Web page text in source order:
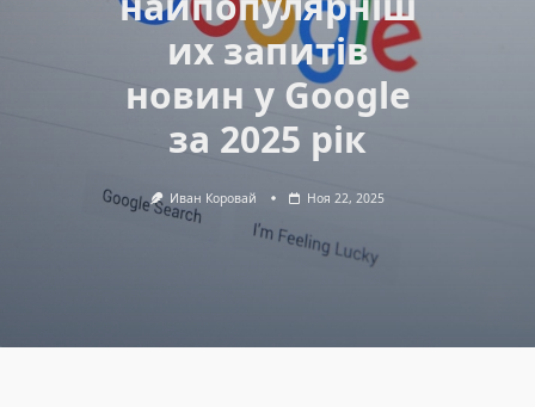
их запитів
новин у Google
за 2025 рік
Иван Коровай Ноя 22, 2025